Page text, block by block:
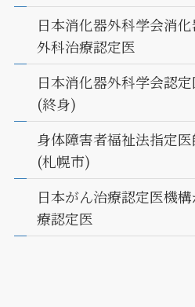
日本消化器外科学会消
外科治療認定医
日本消化器外科学会認定
(終身)
身体障害者福祉法指定
(札幌市)
日本がん治療認定医機
療認定医